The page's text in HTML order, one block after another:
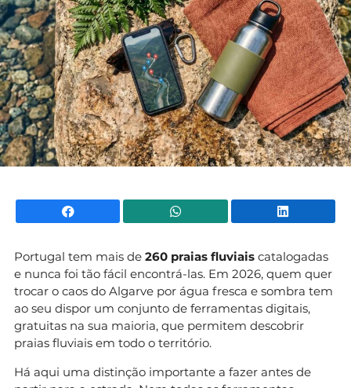
Facebook WhatsApp
Portugal tem mais de 260 praias fluviais catalogadas
e nunca foi tão fácil encontrá-las. Em 2026, quem quer
trocar o caos do Algarve por água fresca e sombra tem
ao seu dispor um conjunto de ferramentas digitais,
gratuitas na sua maioria, que permitem descobrir
praias fluviais em todo o território.
Há aqui uma distinção importante a fazer antes de